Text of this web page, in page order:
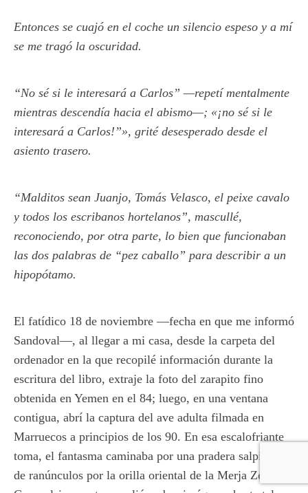
Entonces se cuajó en el coche un silencio espeso y a mí
se me tragó la oscuridad.
“No sé si le interesará a Carlos” —repetí mentalmente
mientras descendía hacia el abismo—; «¡no sé si le
interesará a Carlos!”», grité desesperado desde el
asiento trasero.
“Malditos sean Juanjo, Tomás Velasco, el peixe cavalo
y todos los escribanos hortelanos”, mascullé,
reconociendo, por otra parte, lo bien que funcionaban
las dos palabras de “pez caballo” para describir a un
hipopótamo.
El fatídico 18 de noviembre —fecha en que me informó
Sandoval—, al llegar a mi casa, desde la carpeta del
ordenador en la que recopilé información durante la
escritura del libro, extraje la foto del zarapito fino
obtenida en Yemen en el 84; luego, en una ventana
contigua, abrí la captura del ave adulta filmada en
Marruecos a principios de los 90. En esa escalofriante
toma, el fantasma caminaba por una pradera salpicada
de ranúnculos por la orilla oriental de la Merja Zerga.